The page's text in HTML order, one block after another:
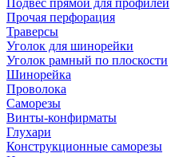
Подвес прямой для профилей
Прочая перфорация
Траверсы
Уголок для шинорейки
Уголок рамный по плоскости
Шинорейка
Проволока
Саморезы
Винты-конфирматы
Глухари
Конструкционные саморезы